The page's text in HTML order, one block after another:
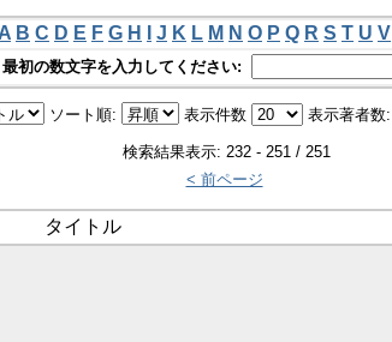
A B C D E F G H J K L M N O P Q R S T U V
初の数文字を入力してください:
ソート順: 表示件数 表示著者数:
検索結果表示: 232 - 251 / 251
< 前ページ
タイトル